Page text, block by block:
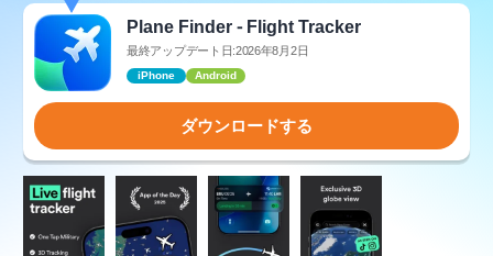
Plane Finder ⁃ Flight Tracker
最終アップデート日:2026年8月2日
iPhone Android
ダウンロードする